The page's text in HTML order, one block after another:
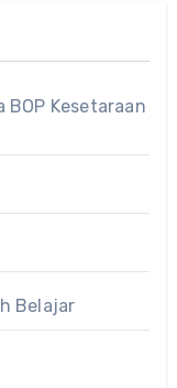
Kesetaraan
Belajar